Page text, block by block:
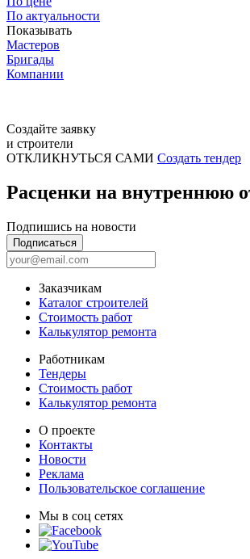
По актуальности
Показывать
Мастеров
Бригады
Компании
Создайте заявку
и строители
ОТКЛИКНУТЬСЯ САМИ Создать тендер
Расценки на внутреннюю
Подпишись на новости
Подписаться
Заказчикам
Каталог строителей
Стоимость работ
Калькулятор ремонта
Работникам
Тендеры
Стоимость работ
Калькулятор ремонта
О проекте
Контакты
Новости
Реклама
Пользовательское соглашение
Мы в соц сетях